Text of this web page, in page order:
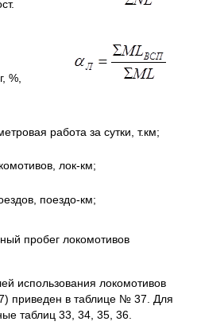
т/сост.
%,
работа за сутки, т.км;
лок-км;
поездо-км;
пробег локомотивов
использования локомотивов
приведен в таблице № 37. Для
таблиц 33, 34, 35, 36.